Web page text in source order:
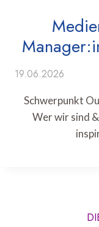
19.06.2026
Schwerpunkt
Wer wir sind